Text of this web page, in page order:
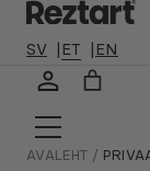
🛻 ALATI TASUTA
juurde
SV ET EN
AVALEHT /